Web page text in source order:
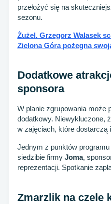
przełożyć się na
sezonu.
Żużel. Grzegorz Walasek
Zielona Góra pożegna
Dodatkowe
sponsora
W planie zgrupowania może
dodatkowy. Niewykluczone,
w zajęciach, które dostarczą
Jednym z punktów
siedzibie firmy Joma,
reprezentacji. Spotkanie
Zmarzlik na czele